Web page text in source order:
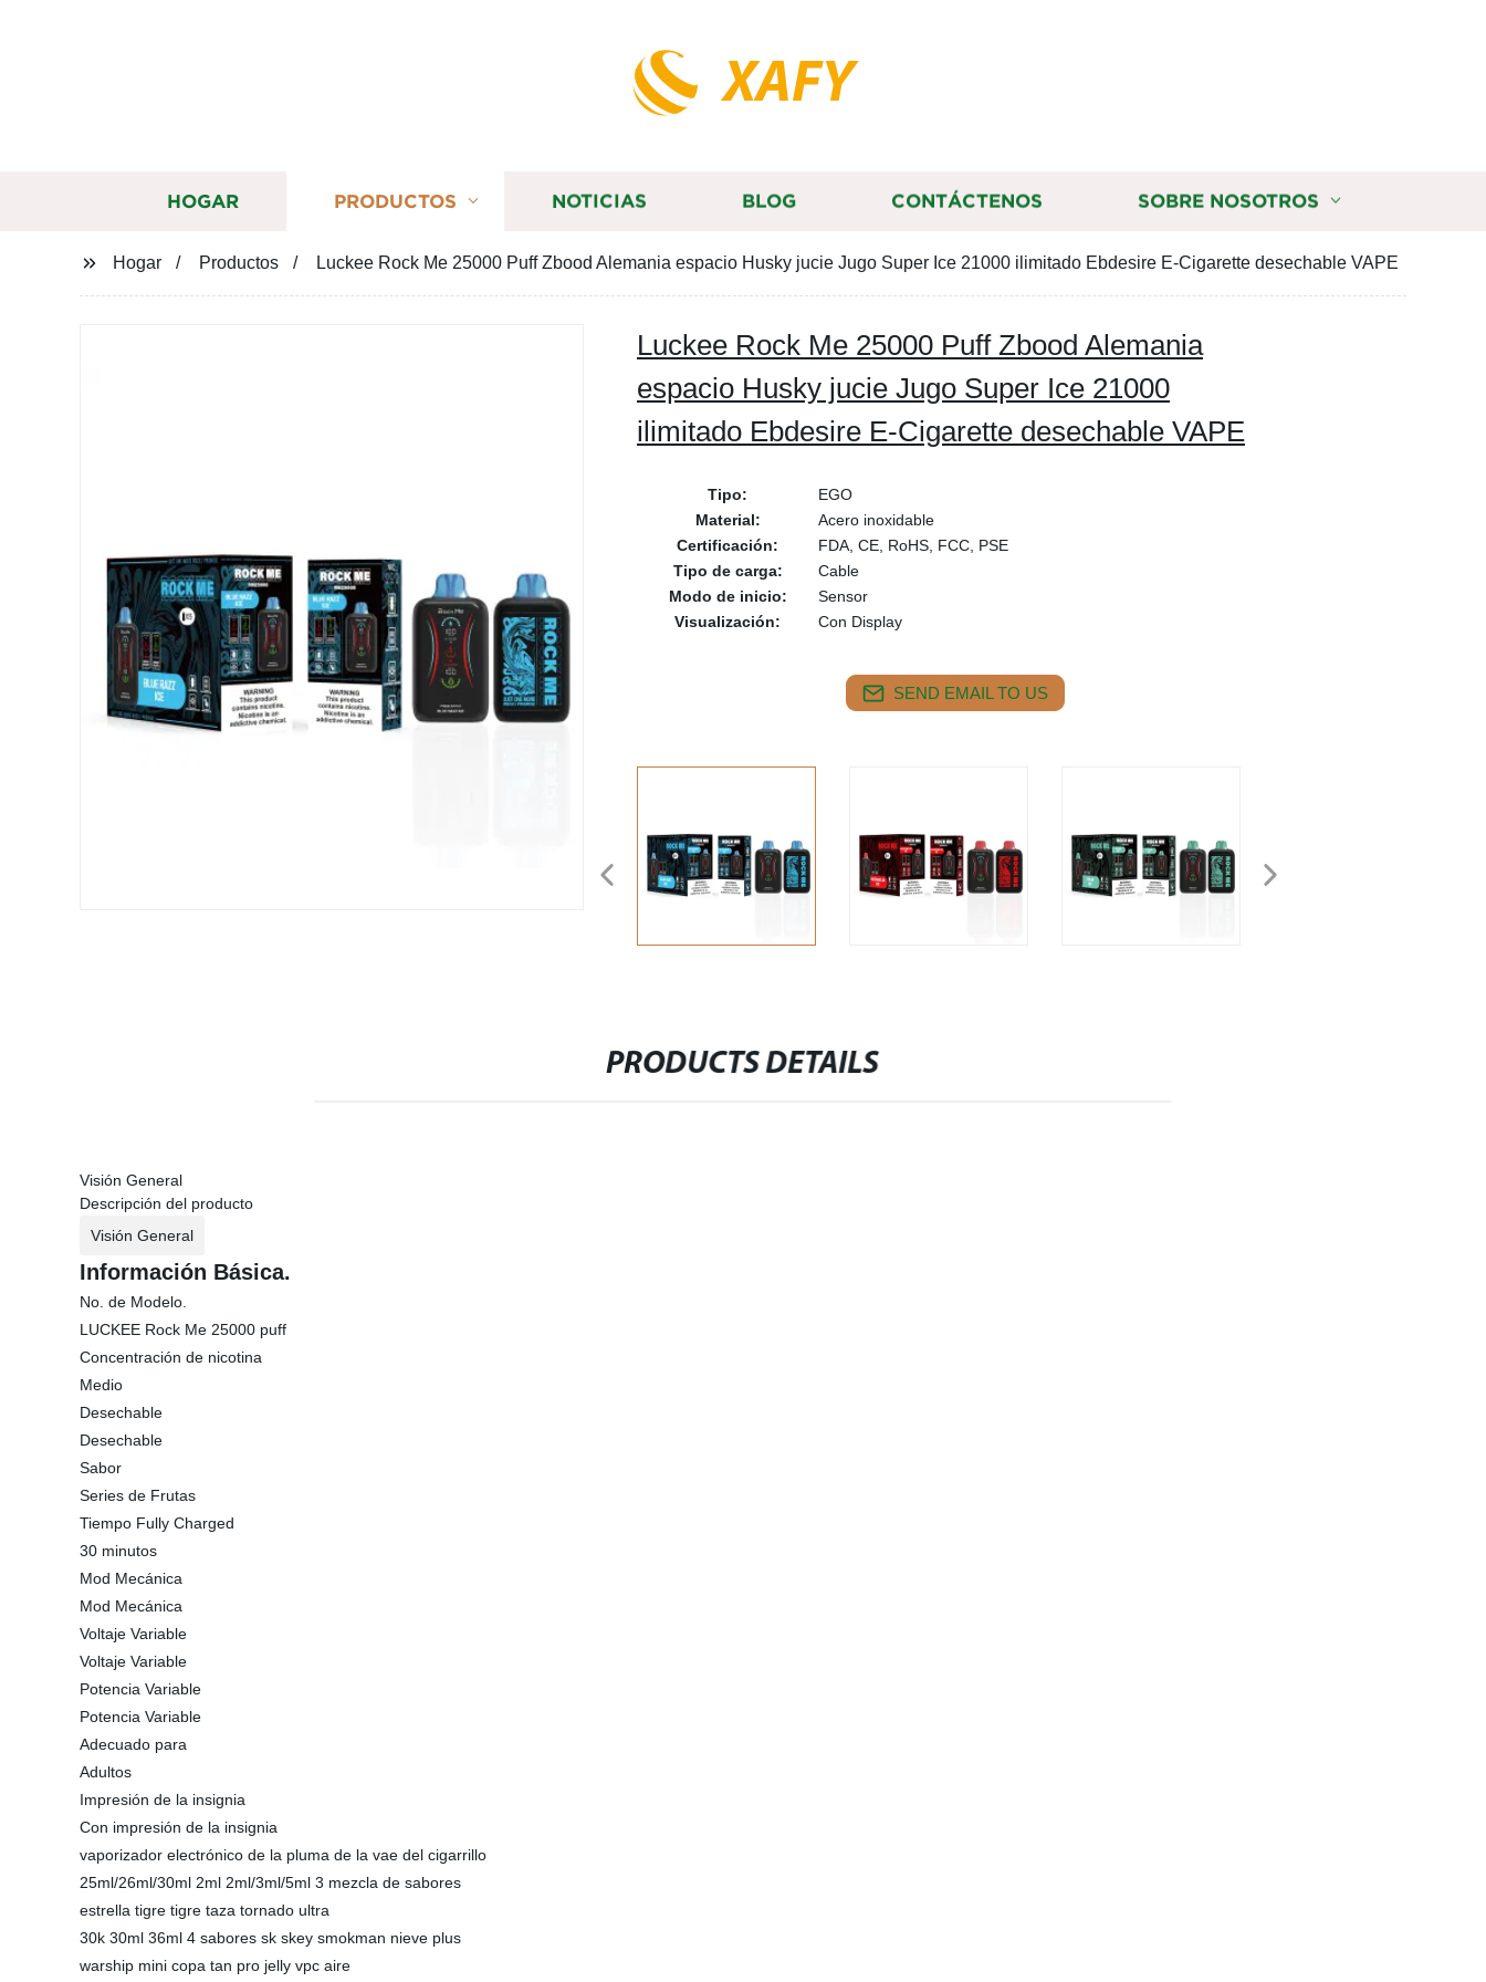
XAFY
HOGAR PRODUCTOS NOTICIAS BLOG CONTÁCTENOS SOBRE NOSOTROS
Hogar Productos Luckee Rock Me 25000 Puff Zbood Alemania espacio Husky jucie Jugo Super Ice 21000 ilimitado Ebdesire E-Cigarette desechable VAPE
Luckee Rock Me 25000 Puff Zbood Alemania
espacio Husky jucie Jugo Super Ice 21000
ilimitado Ebdesire E-Cigarette desechable VAPE
Tipo:
EGO
Material:
Acero inoxidable
Certificación:
FDA, CE, RoHS, FCC, PSE
Tipo de carga:
Cable
Modo de inicio:
Sensor
Visualización:
Con Display
SEND EMAIL TO US
PRODUCTS DETAILS
Visión General
Descripción del producto
Visión General
Información Básica.
No. de Modelo.
LUCKEE Rock Me 25000 puff
Concentración de nicotina
Medio
Desechable
Desechable
Sabor
Series de Frutas
Tiempo Fully Charged
30 minutos
Mod Mecánica
Mod Mecánica
Voltaje Variable
Voltaje Variable
Potencia Variable
Potencia Variable
Adecuado para
Adultos
Impresión de la insignia
Con impresión de la insignia
vaporizador electrónico de la pluma de la vae del cigarrillo
25ml/26ml/30ml 2ml 2ml/3ml/5ml 3 mezcla de sabores
estrella tigre tigre taza tornado ultra
30k 30ml 36ml 4 sabores sk skey smokman nieve plus
warship mini copa tan pro jelly vpc aire